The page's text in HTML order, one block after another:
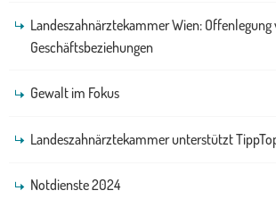
Landeszahnärztekammer Wien: Offenlegung
Geschäftsbeziehungen
Gewalt im Fokus
Landeszahnärztekammer unterstützt
Notdienste 2024